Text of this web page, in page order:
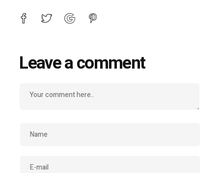
Leave a comment